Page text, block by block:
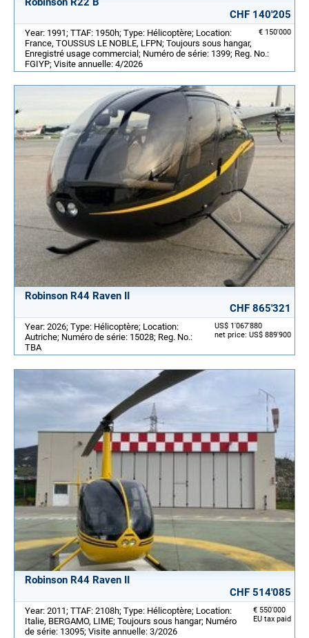
CHF 140'205
€ 150'000
Year: 1991; TTAF: 1950h; Type: Hélicoptère; Location:
France, TOUSSUS LE NOBLE, LFPN; Toujours sous hangar,
Enregistré usage commercial; Numéro de série: 1399; Reg. No.:
FGIYP; Visite annuelle: 4/2026
Robinson R44 Raven II
CHF 865'321
US$ 1'067'880
net price: US$ 889'900
Year: 2026; Type: Hélicoptère; Location:
Autriche; Numéro de série: 15028; Reg. No.:
TBA
Robinson R44 Raven II
CHF 514'085
€ 550'000
EU tax paid
Year: 2011; TTAF: 2108h; Type: Hélicoptère; Location:
Italie, BERGAMO, LIME; Toujours sous hangar; Numéro
de série: 13095; Visite annuelle: 3/2026